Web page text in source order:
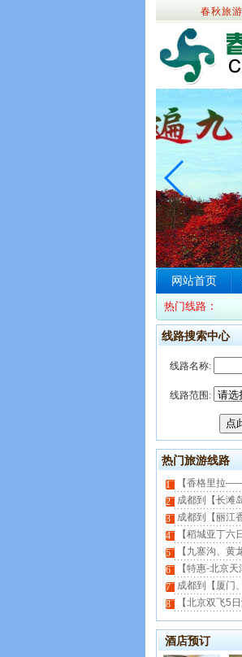
春秋旅
网站首页
热门线路 ：
线路搜索中心
线路名称:
线路范围:
热门旅游线路
1 【香格里拉
2 成都到【长滩
3 成都到【丽江
4 【稻城亚丁六
5 【九寨沟、黄
6 【特惠-北京天
7 成都到【厦门
8 【北京双飞5
酒店预订